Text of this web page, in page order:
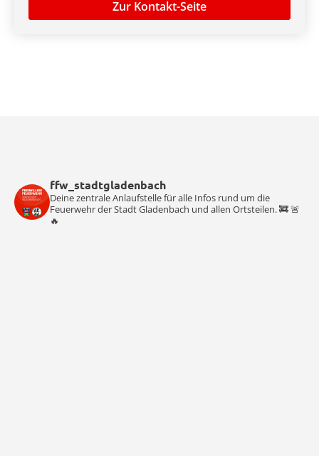
Zur Kontakt-Seite
ffw_stadtgladenbach
Deine zentrale Anlaufstelle für alle Infos rund um die
Feuerwehr der Stadt Gladenbach und allen Ortsteilen. 🚒 🚨
🔥